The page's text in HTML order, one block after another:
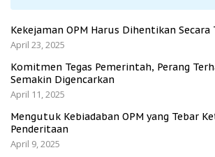
Kekejaman OPM Harus Dihentikan Secara
April 23, 2025
Komitmen Tegas Pemerintah, Perang
Semakin Digencarkan
April 11, 2025
Mengutuk Kebiadaban OPM yang Tebar
Penderitaan
April 9, 2025